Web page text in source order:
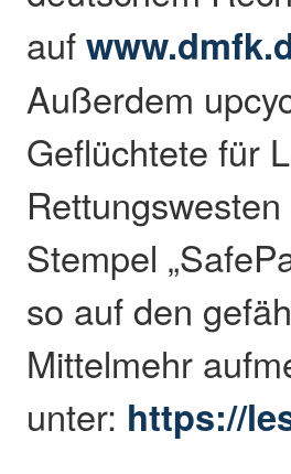
auf
Außerdem
Geflüchtete für
Stempel
so auf den
Mittelmehr
unter: https://